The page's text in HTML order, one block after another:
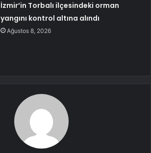
İzmir’in Torbalı ilçesindeki orman
yangını kontrol altına alındı
Ağustos 8, 2026